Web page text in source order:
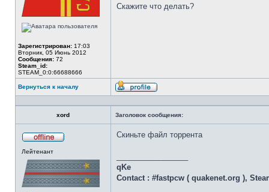
Зарегистрирован: 17:03
Вторник, 05 Июнь 2012
Сообщения: 72
Steam_id:
STEAM_0:0:66688666
Скажите что делать?
Вернуться к началу
Профиль
xord Заголовок сообщения:
сети
Лейтенант
Скиньте файл торрента
qKe
Contact : #fastpcw ( quakenet.org ),